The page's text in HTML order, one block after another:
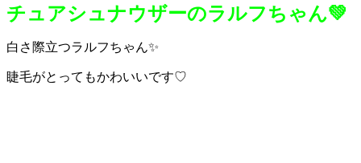
チュアシュナウザーのラルフちゃん💚
白さ際立つラルフちゃん✨
睫毛がとってもかわいいです♡